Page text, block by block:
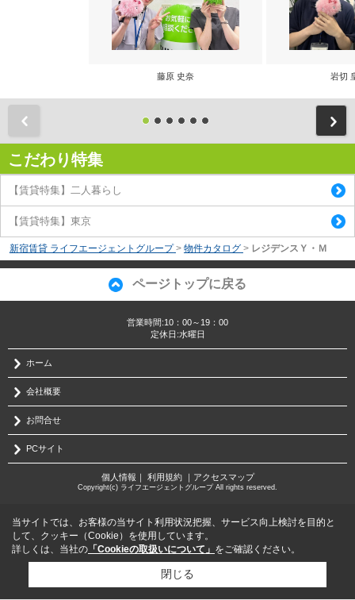
藤原 史奈 岩切
こだわり特集
【賃貸特集】二人暮らし
【賃貸特集】東京
新宿賃貸 ライフエージェントグループ > 物件カタログ > レジデンスＹ・Ｍ
ページトップに戻る
営業時間:10：00～19：00
定休日:水曜日
ホーム
会社概要
お問合せ
PCサイト
個人情報 利用規約｜ アクセスマップ
Copyright(c) ライフエージェントグループ All rights reserved.
当サイトでは、お客様の当サイト利用状況把握、サービス向上検討を目的と
して、クッキー（Cookie）を使用しています。
詳しくは、当社の 「Cookieの取扱いについて」 をご確認ください。
閉じる